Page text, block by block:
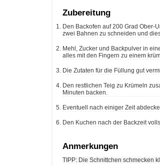
Zubereitung
Den Backofen auf 200 Grad Ober-Unterhitze vorheizen. Eine ofenfeste Form (22 x 22 cm) mit Backpapier auskleiden. Am einfachsten ist es,
zwei Bahnen zu schneiden und
Mehl, Zucker und Backpulver in
alles mit den Fingern zu einem
Die Zutaten für die Füllung gut
Den restlichen Teig zu Krümeln
Minuten backen.
Eventuell nach einiger Zeit
Den Kuchen nach der Backzeit
Anmerkungen
TIPP: Die Schnittchen schmecken